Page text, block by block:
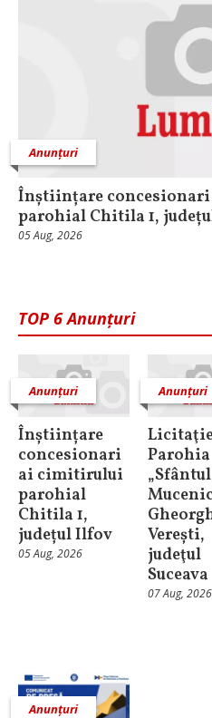
Anunțuri
Înștiințare
parohial Chitila 1,
05 Aug, 2026
TOP 6 Anunțuri
Anunțuri
Înștiințare
concesionari
ai cimitirului
parohial
Chitila 1,
județul Ilfov
05 Aug, 2026
Anunțuri
Parohia
Verești,
judeţul
Suceava
07 Aug, 2026
Anunțuri